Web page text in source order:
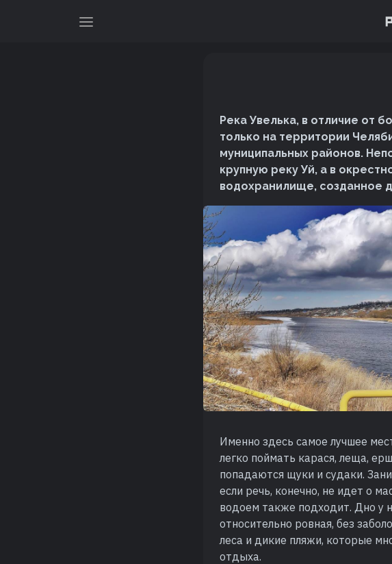
Река Увелька, в отличие от
только на территории
муниципальных районов.
крупную реку Уй, а в
водохранилище, созданное
Именно здесь самое лучшее
легко поймать карася, леща,
попадаются щуки и судаки.
если речь, конечно, не идет о
водоем также подходит. Дно у
относительно ровная, без
леса и дикие пляжи, которые
отдыха.